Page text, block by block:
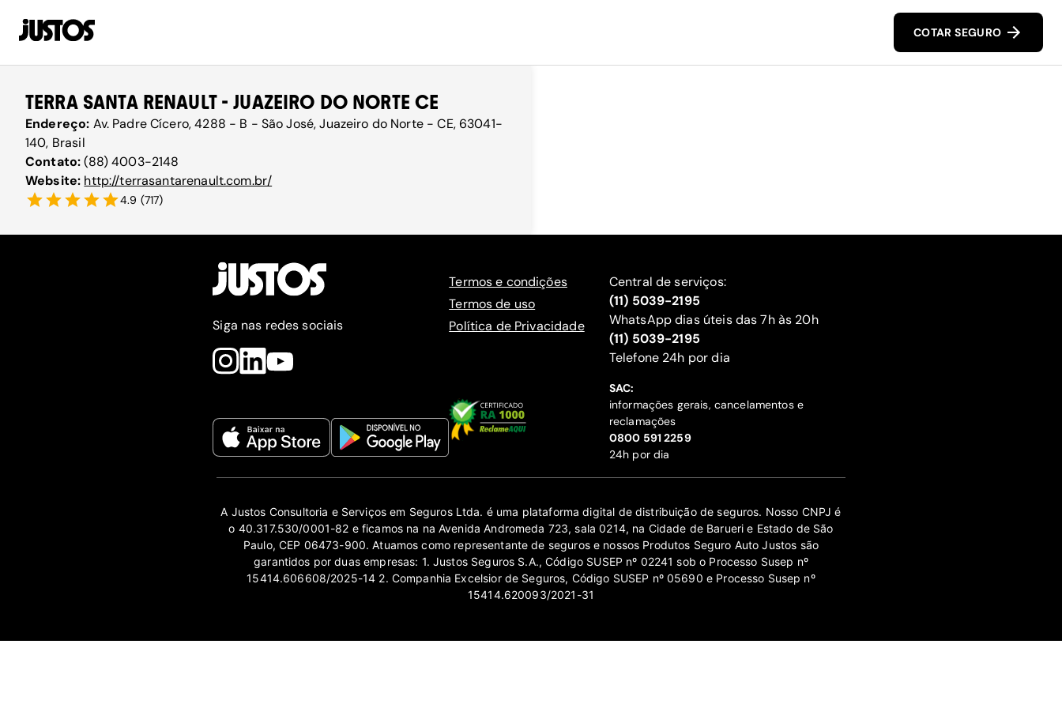
COTAR SEGURO
TERRA SANTA RENAULT - JUAZEIRO DO NORTE CE
Endereço: Av. Padre Cícero, 4288 - B - São José, Juazeiro do Norte - CE, 63041-
140, Brasil
Contato:(88) 4003-2148
Website: http://terrasantarenault.com.br/
4.9 (717)
Siga nas redes sociais
Termos e condições
Termos de uso
Política de Privacidade
Central de serviços:
(11) 5039-2195
WhatsApp dias úteis das 7h às 20h
(11) 5039-2195
‍Telefone 24h por dia
SAC:
informações gerais, cancelamentos e
reclamações
‍0800 591 2259
24h por dia
A Justos Consultoria e Serviços em Seguros Ltda. é uma plataforma digital de distribuição de seguros. Nosso CNPJ é
o 40.317.530/0001-82 e ficamos na na Avenida Andromeda 723, sala 0214, na Cidade de Barueri e Estado de São
Paulo, CEP 06473-900. Atuamos como representante de seguros e nossos Produtos Seguro Auto Justos são
garantidos por duas empresas: 1. Justos Seguros S.A., Código SUSEP nº 02241 sob o Processo Susep nº
15414.606608/2025-14 2. Companhia Excelsior de Seguros, Código SUSEP nº 05690 e Processo Susep nº
15414.620093/2021-31